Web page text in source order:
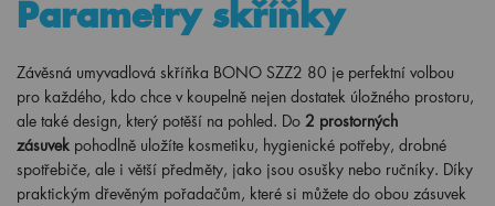
Parametry skříňky
Závěsná umyvadlová skříňka BONO SZZ2 80 je perfektní volbou
pro každého, kdo chce v koupelně nejen dostatek úložného prostoru,
ale také design, který potěší na pohled. Do 2 prostorných
zásuvek pohodlně uložíte kosmetiku, hygienické potřeby, drobné
spotřebiče, ale i větší předměty, jako jsou osušky nebo ručníky. Díky
praktickým dřevěným pořadačům, které si můžete do obou zásuvek